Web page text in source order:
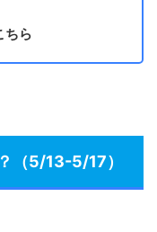
ちら
（5/13-5/17）